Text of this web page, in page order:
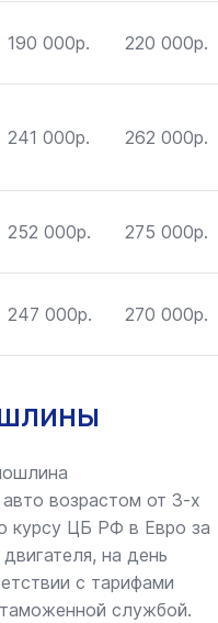
190 000р. 220 000р.
241 000р. 262 000р.
252 000р. 275 000р.
247 000р. 270 000р.
возрастом от 3-х
курсу ЦБ РФ в Евро за
на день
с тарифами
службой.